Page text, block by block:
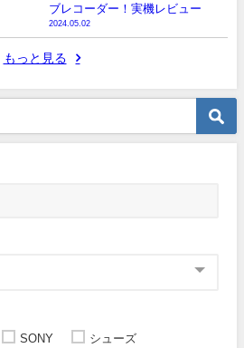
ブレコーダー！実機レビュー
2024.05.02
もっと見る
SONY
シューズ